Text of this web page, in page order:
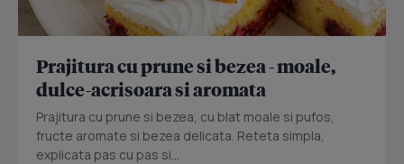
Prajitura cu prune si bezea - moale,
dulce-acrisoara si aromata
Prajitura cu prune si bezea, cu blat moale si pufos,
fructe aromate si bezea delicata. Reteta simpla,
explicata pas cu pas si...